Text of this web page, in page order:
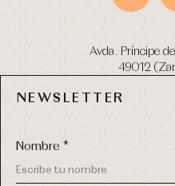
Avda. Príncipe
49012
Tel: 980 049 683
NEWSLETTER
Nombre *